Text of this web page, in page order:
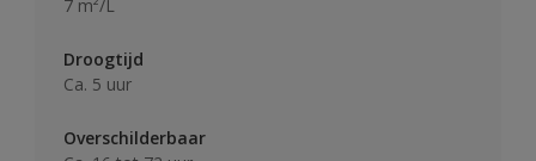
7 m²/L
Droogtijd
Ca. 5 uur
Overschilderbaar